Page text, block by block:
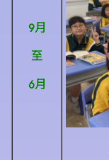
9月
至
6月